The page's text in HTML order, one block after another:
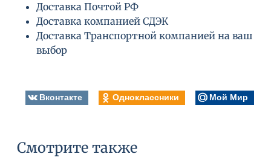
Доставка Почтой РФ
Доставка компанией СДЭК
Доставка Транспортной компанией на ваш
выбор
Вконтакте Одноклассники Мой Мир
Смотрите также